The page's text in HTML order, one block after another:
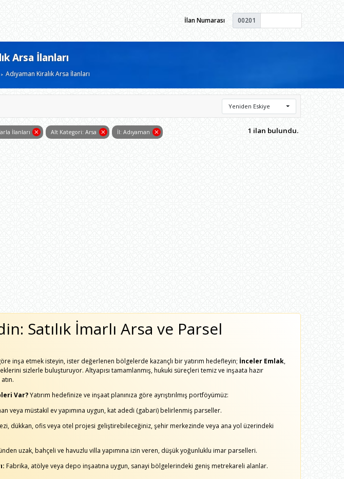
İlan Numarası 00201
Arsa İlanları
Adıyaman Kiralık Arsa İlanları
Yeniden Eskiye
1 ilan bulundu.
İlanları Alt Kategori: Arsa İl: Adıyaman
Satılık İmarlı Arsa ve Parsel
inşa etmek isteyin, ister değerlenen bölgelerde kazançlı bir yatırım hedefleyin; İnceler Emlak,
sizlerle buluşturuyor. Altyapısı tamamlanmış, hukuki süreçleri temiz ve inşaata hazır
Var?Yatırım hedefinize ve inşaat planınıza göre ayrıştırılmış portföyümüz:
veya müstakil ev yapımına uygun, kat adedi (gabari) belirlenmiş parseller.
dükkan, ofis veya otel projesi geliştirebileceğiniz, şehir merkezinde veya ana yol üzerindeki
uzak, bahçeli ve havuzlu villa yapımına izin veren, düşük yoğunluklu imar parselleri.
Fabrika, atölye veya depo inşaatına uygun, sanayi bölgelerindeki geniş metrekareli alanlar.